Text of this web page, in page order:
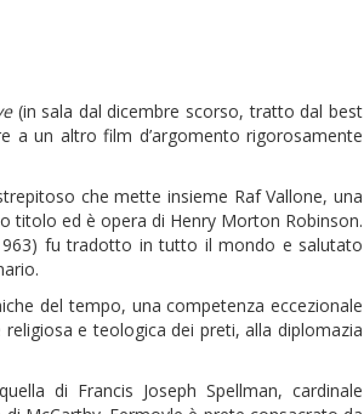
(in sala dal dicembre scorso, tratto dal best
a un altro film d’argomento rigorosamente
che mette insieme Raf Vallone, una
titolo ed è opera di Henry Morton Robinson.
fu tradotto in tutto il mondo e salutato
del tempo, una competenza eccezionale
e teologica dei preti, alla diplomazia
di Francis Joseph Spellman, cardinale